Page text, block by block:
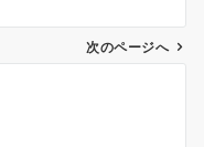
次のページへ